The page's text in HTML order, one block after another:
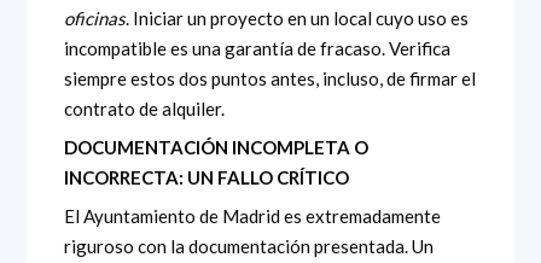
oficinas. Iniciar un proyecto en un local cuyo uso es
incompatible es una garantía de fracaso. Verifica
siempre estos dos puntos antes, incluso, de firmar el
contrato de alquiler.
DOCUMENTACIÓN INCOMPLETA O
INCORRECTA: UN FALLO CRÍTICO
El Ayuntamiento de Madrid es extremadamente
riguroso con la documentación presentada. Un